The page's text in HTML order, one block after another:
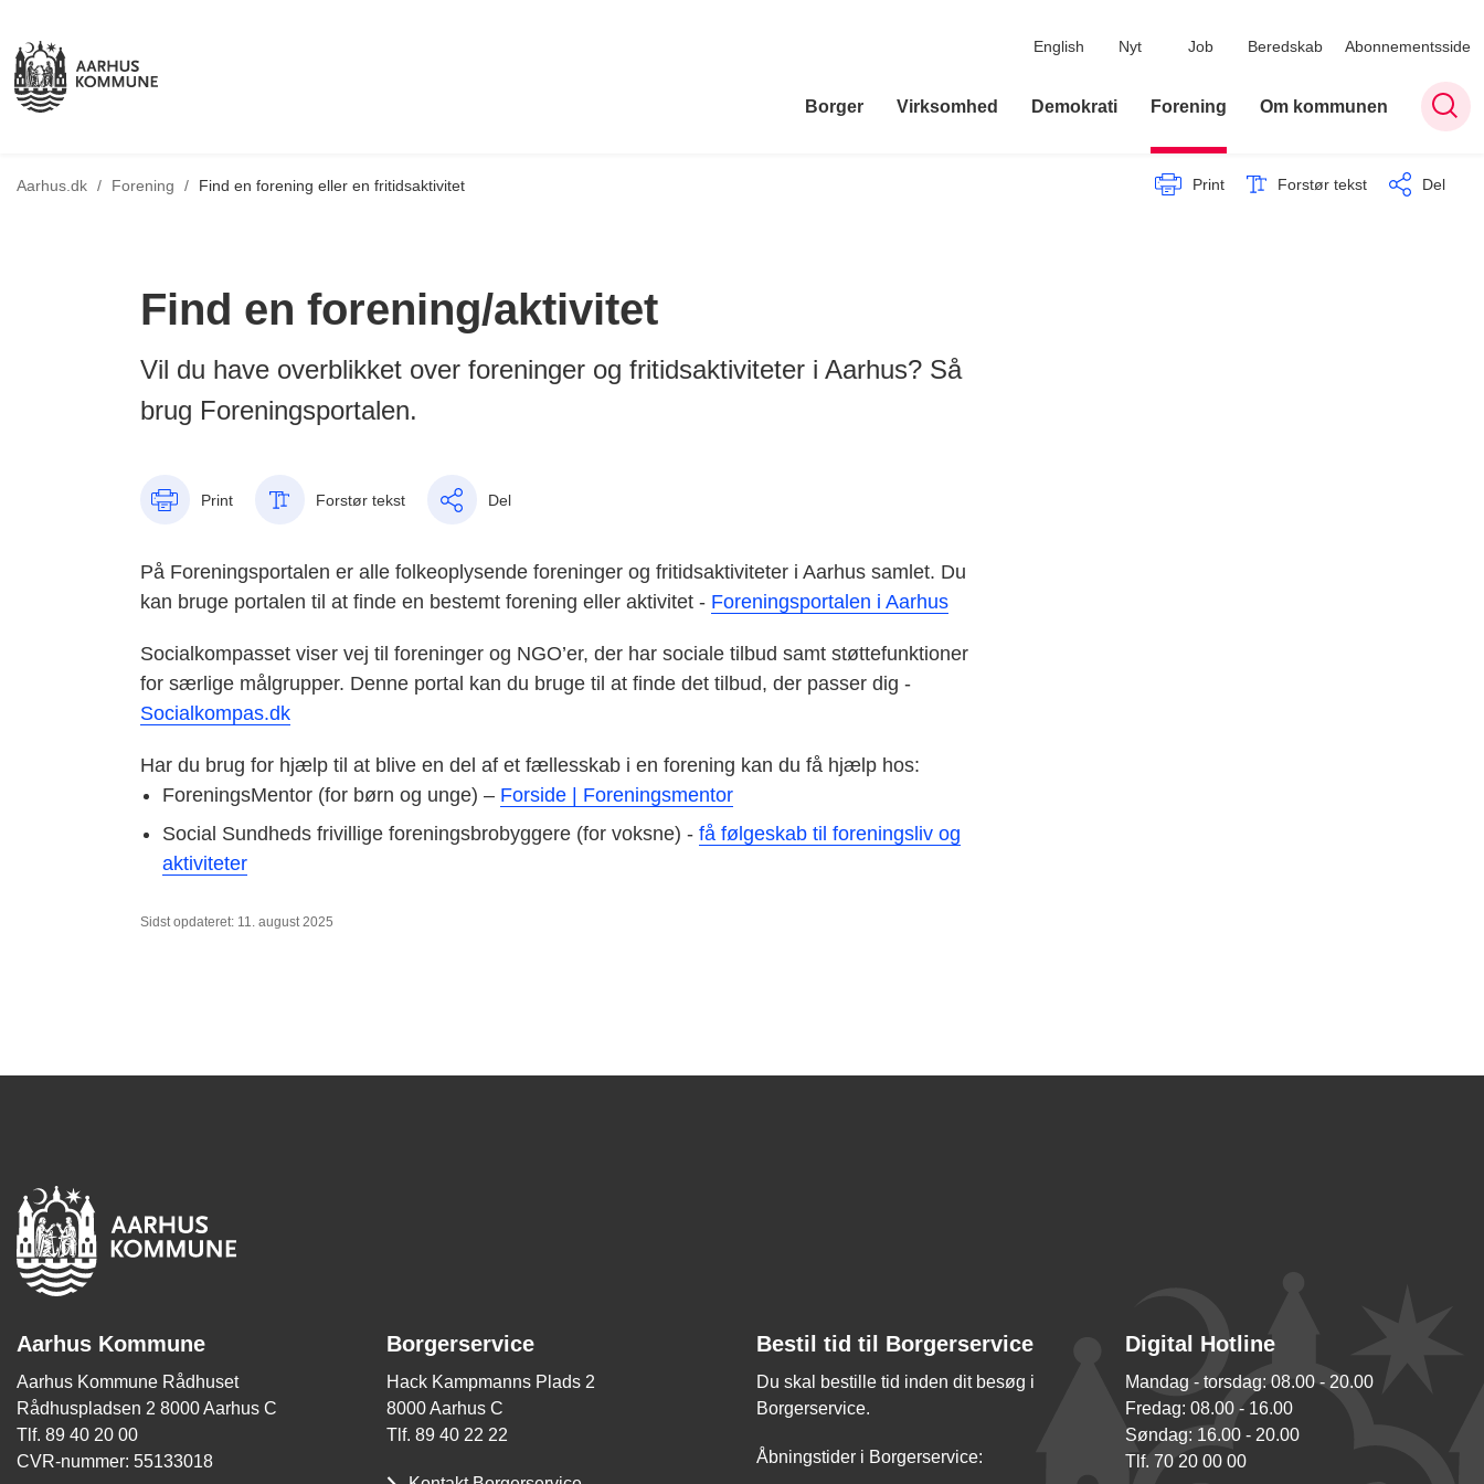
English Nyt Job Beredskab Abonnementsside
Borger Virksomhed Demokrati Forening Om kommunen
Aarhus.dk / Tilbage til
Forening / Find en forening eller en fritidsaktivitet Print Forstør tekst Del
Find en forening/aktivitet
Vil du have overblikket over foreninger og fritidsaktiviteter i Aarhus? Så
brug Foreningsportalen.
Print Forstør tekst Del
På Foreningsportalen er alle folkeoplysende foreninger og fritidsaktiviteter i Aarhus samlet. Du
kan bruge portalen til at finde en bestemt forening eller aktivitet - Foreningsportalen i Aarhus
Socialkompasset viser vej til foreninger og NGO’er, der har sociale tilbud samt støttefunktioner
for særlige målgrupper. Denne portal kan du bruge til at finde det tilbud, der passer dig -
Socialkompas.dk
Har du brug for hjælp til at blive en del af et fællesskab i en forening kan du få hjælp hos:
ForeningsMentor (for børn og unge) – Forside | Foreningsmentor
Social Sundheds frivillige foreningsbrobyggere (for voksne) - få følgeskab til foreningsliv og
aktiviteter
Sidst opdateret: 11. august 2025
Aarhus Kommune
Aarhus Kommune Rådhuset
Rådhuspladsen 2 8000 Aarhus C
Tlf. 89 40 20 00
CVR-nummer: 55133018
Borgerservice
Hack Kampmanns Plads 2
8000 Aarhus C
Tlf. 89 40 22 22
Bestil tid til Borgerservice
Du skal bestille tid inden dit besøg i
Borgerservice.
Åbningstider i Borgerservice:
Digital Hotline
Mandag - torsdag: 08.00 - 20.00
Fredag: 08.00 - 16.00
Søndag: 16.00 - 20.00
Tlf. 70 20 00 00